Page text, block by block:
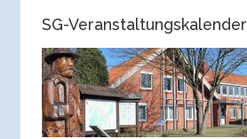
SG-Veranstaltungskalender